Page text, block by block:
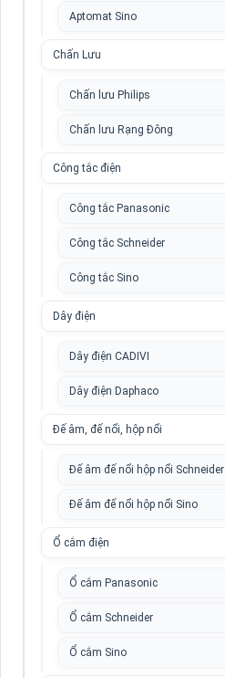
Aptomat Sino
Chấn Lưu
Chấn lưu Philips
Chấn lưu Rạng Đông
Công tắc điện
Công tắc Panasonic
Công tắc Schneider
Công tắc Sino
Dây điện
Dây điện CADIVI
Dây điện Daphaco
Đế âm, đế nổi, hộp nổi
Đế âm đế nổi hộp nổi Schneider
Đế âm đế nổi hộp nổi Sino
Ổ cắm điện
Ổ cắm Panasonic
Ổ cắm Schneider
Ổ cắm Sino